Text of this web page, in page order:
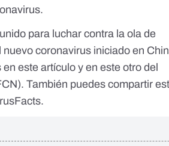
para luchar contra la ola de
coronavirus iniciado en
eneste artículo yen este otro del
También puedes compartir